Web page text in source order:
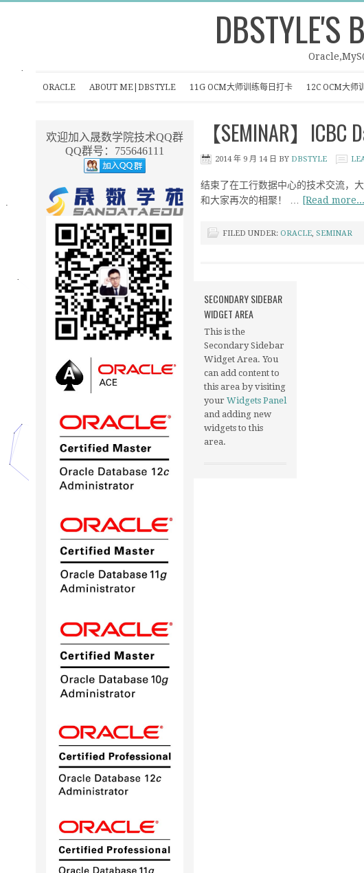
DBSTYLE'S
ORACLE ABOUT ME|DBSTYLE 11G OCM大师训练每日打卡 12C OCM大师
【SEMINAR】
2014 年 9 月 14 日 BY DBSTYLE
结束了在工行数据中心的技术交流，
和大家再次的相聚！ …
[Read
FILED UNDER: ORACLE, SEMINAR
欢迎加入晟数学院技术QQ群
QQ群号：755646111
SECONDARY SIDEBAR
WIDGET AREA
This is the
Secondary Sidebar
Widget Area. You
can add content to
this area by visiting
your Widgets Panel
and adding new
widgets to this
area.